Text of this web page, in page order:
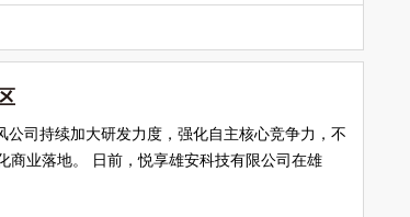
公司持续加大研发力度，强化自主核心竞争力，不
商业落地。 日前，悦享雄安科技有限公司在雄